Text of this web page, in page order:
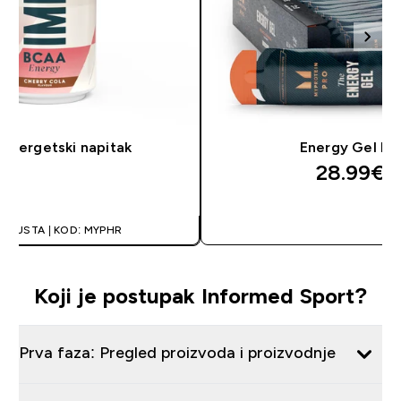
energetski napitak
| KOD: MYPHR
Energy Gel
28.99€‎
Koji je postupak Informed Sport?
Prva faza: Pregled proizvoda i proizvodnje